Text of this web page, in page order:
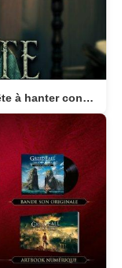
Baptiste : une poupée maudite s'apprête à hanter consoles et PC en 2026